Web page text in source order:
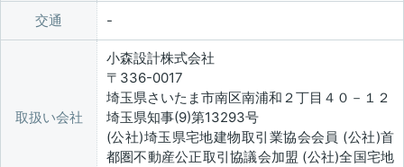
交通
取扱い会社
小森設計株式会社
〒336-0017
埼玉県さいたま市南区南浦和２丁目４０－１２
埼玉県知事(9)第13293号
(公社)埼玉県宅地建物取引業協会会員 (公社)首
都圏不動産公正取引協議会加盟 (公社)全国宅地